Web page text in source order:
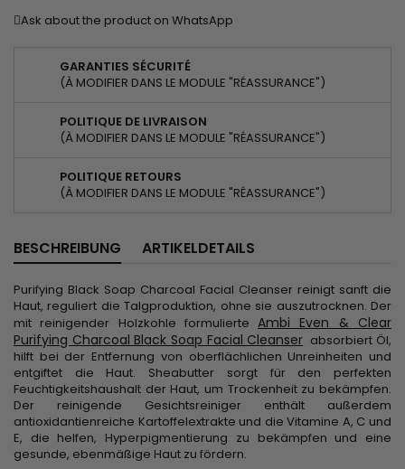
Ask about the product on WhatsApp
GARANTIES SÉCURITÉ
(À MODIFIER DANS LE MODULE "RÉASSURANCE")
POLITIQUE DE LIVRAISON
(À MODIFIER DANS LE MODULE "RÉASSURANCE")
POLITIQUE RETOURS
(À MODIFIER DANS LE MODULE "RÉASSURANCE")
BESCHREIBUNG ARTIKELDETAILS
Purifying Black Soap Charcoal Facial Cleanser reinigt sanft die
Haut, reguliert die Talgproduktion, ohne sie auszutrocknen. Der
mit reinigender Holzkohle formulierteAmbi Even & Clear
Purifying Charcoal Black Soap Facial Cleanser absorbiert Öl,
hilft bei der Entfernung von oberflächlichen Unreinheiten und
entgiftet die Haut. Sheabutter sorgt für den perfekten
Feuchtigkeitshaushalt der Haut, um Trockenheit zu bekämpfen.
Der reinigende Gesichtsreiniger enthält außerdem
antioxidantienreiche Kartoffelextrakte und die Vitamine A, C und
E, die helfen, Hyperpigmentierung zu bekämpfen und eine
gesunde, ebenmäßige Haut zu fördern.